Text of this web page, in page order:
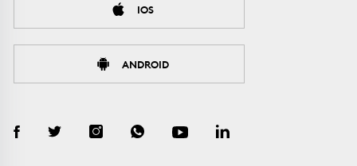
IOS
ANDROID